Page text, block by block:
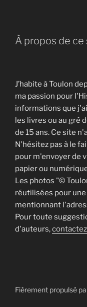
À propos de ce
J’habite à Toulon
ma passion pour
informations que
les livres ou au gré
de 15 ans. Ce site
N'hésitez pas à le
pour m'envoyer de
papier ou
Les photos "©
réutilisées pour
mentionnant
Pour toute
d'auteurs,
Fièrement propulsé